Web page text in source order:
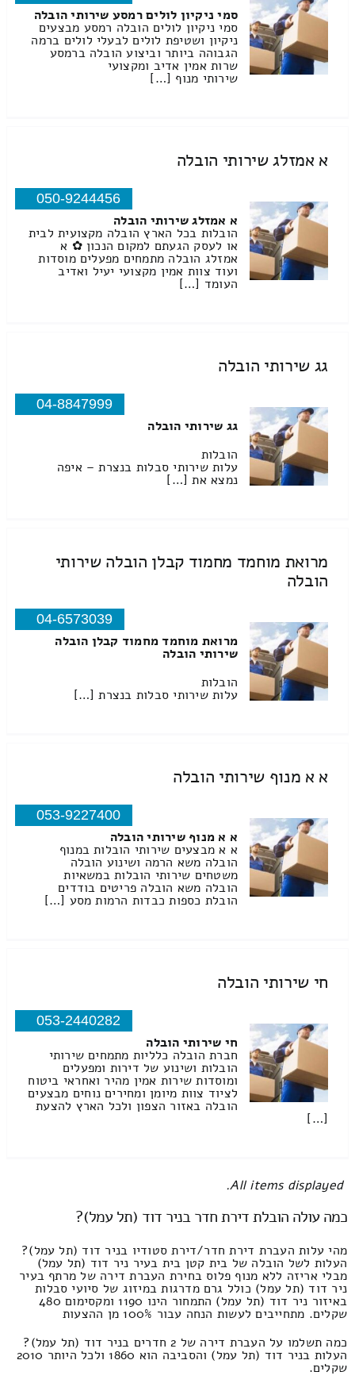
סמי ניקיון לולים רמסע שירותי הובלה
סמי ניקיון לולים הובלה רמסע מבצעים
ניקיון ושטיפת לולים לבעלי לולים ברמה
הגבוהה ביותר וביצוע הובלה ברמסע
שרות אמין אדיב ומקצועי
שירותי מנוף […]
א אמזלג שירותי הובלה
050-9244456
א אמזלג שירותי הובלה
הובלות בכל הארץ הובלה מקצועית לבית
או לעסק הגעתם למקום הנכון ✿ א
אמזלג הובלה מתמחים מפעלים מוסדות
ועוד צוות אמין מקצועי יעיל ואדיב
העומד […]
גג שירותי הובלה
04-8847999
גג שירותי הובלה
הובלות
עלות שירותי סבלות בנצרת – איפה
נמצא את […]
מרואת מוחמד מחמוד קבלן הובלה שירותי
הובלה
04-6573039
מרואת מוחמד מחמוד קבלן הובלה
שירותי הובלה
הובלות
עלות שירותי סבלות בנצרת […]
א א מנוף שירותי הובלה
053-9227400
א א מנוף שירותי הובלה
א א מבצעים שירותי הובלות במנוף
הובלה משא הרמה ושינוע הובלה
משטחים שירותי הובלות במשאיות
הובלה משא הובלה פריטים בודדים
הובלת כספות כבדות הרמות מסע […]
חי שירותי הובלה
053-2440282
חי שירותי הובלה
חברת הובלה כלליות מתמחים שירותי
הובלות ושינוע של דירות ומפעלים
ומוסדות שירות אמין מהיר ואחראי ביטוח
לציוד צוות מיומן ומחירים נוחים מבצעים
הובלה באזור הצפון ולכל הארץ להצעת
[…]
All items displayed.
כמה עולה הובלת דירת חדר בניר דוד (תל עמל)?
מהי עלות העברת דירת חדר/דירת סטודיו בניר דוד (תל עמל)?
העלות לשל הובלה של בית קטן בית בעיר ניר דוד (תל עמל)
מבלי אריזה ללא מנוף פלוס בחירת העברת דירה של מרתף בעיר
ניר דוד (תל עמל) כולל גרם מדרגות במיזוג של סיועי סבלות
באיזור ניר דוד (תל עמל) התמחור הינו 1190 ומקסימום 480
שקלים. מתחייבים לעשות הנחה עבור 100% מן ההצעות
כמה תשלמו על העברת דירה של 2 חדרים בניר דוד (תל עמל)?
העלות בניר דוד (תל עמל) והסביבה הוא 1860 ולכל היותר 2010
שקלים.